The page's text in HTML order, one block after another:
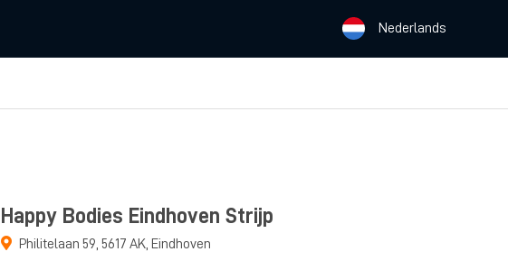
Nederlands
Happy Bodies Eindhoven Strijp
Philitelaan 59 5617 AK Eindhoven